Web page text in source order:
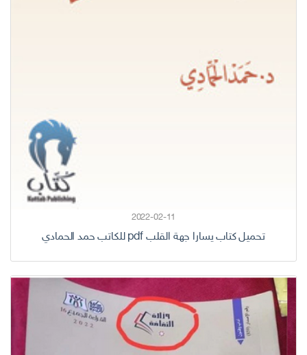
2022-02-11
تحميل كتاب يسارا جهة القلب pdf للكاتب حمد الحمادي